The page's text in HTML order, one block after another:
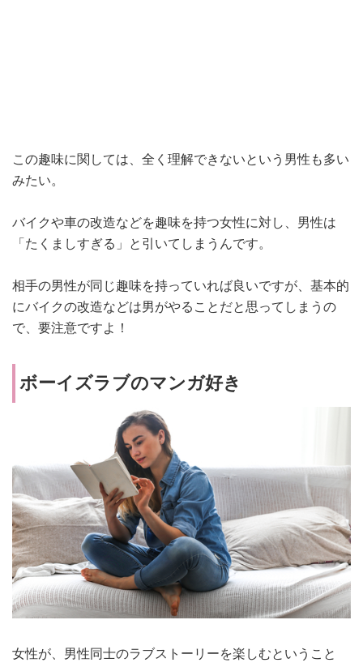
この趣味に関しては、全く理解できないという男性も多い
みたい。
バイクや車の改造などを趣味を持つ女性に対し、男性は
「たくましすぎる」と引いてしまうんです。
相手の男性が同じ趣味を持っていれば良いですが、基本的
にバイクの改造などは男がやることだと思ってしまうの
で、要注意ですよ！
ボーイズラブのマンガ好き
女性が、男性同士のラブストーリーを楽しむということ